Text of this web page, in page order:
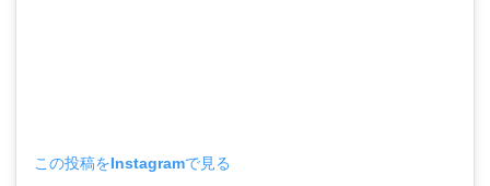
この投稿をInstagramで見る